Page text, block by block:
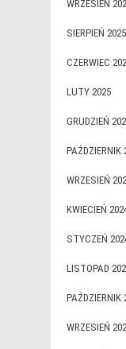
WRZESIEŃ
SIERPIEŃ 2025
CZERWIEC
LUTY 2025
GRUDZIEŃ
PAŹDZIERNIK
WRZESIEŃ
KWIECIEŃ
STYCZEŃ
LISTOPAD
PAŹDZIERNIK
WRZESIEŃ